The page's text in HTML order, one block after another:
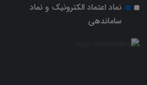
نماد اعتماد الکترونیک و نماد
ساماندهی